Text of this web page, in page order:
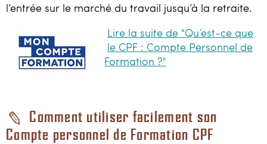
l’entrée sur le marché du travail jusqu’à la retraite.
Lire la suite de "Qu’est-ce que
le CPF : Compte Personnel de
Formation ?"
Comment utiliser facilement son
Compte personnel de Formation CPF